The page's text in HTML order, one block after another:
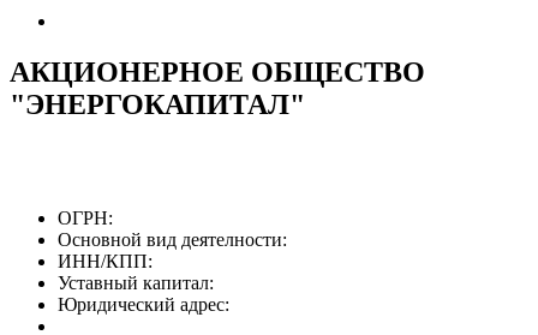
АКЦИОНЕРНОЕ ОБЩЕСТВО
"ЭНЕРГОКАПИТАЛ"
ОГРН:
Основной вид деятелности:
ИНН/КПП:
Уставный капитал:
Юридический адрес: